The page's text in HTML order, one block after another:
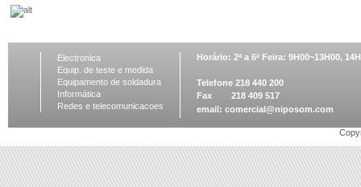
Electronica
Equip. de teste e medida
Equipamento de soldadura
Informática
Redes e telecomunicacoes
Horário: 2ª a 6ª Feira: 9H00~13H00,
Telefone 218 440 200
Fax 218 409 517
email: comercial@niposom.com